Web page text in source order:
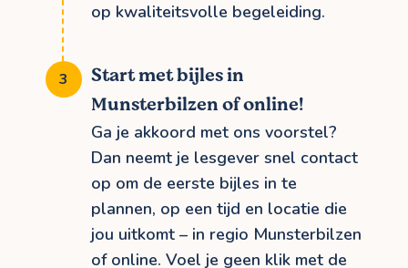
op kwaliteitsvolle begeleiding.
Start met bijles in
Munsterbilzen of online!
Ga je akkoord met ons voorstel?
Dan neemt je lesgever snel contact
op om de eerste bijles in te
plannen, op een tijd en locatie die
jou uitkomt – in regio Munsterbilzen
of online. Voel je geen klik met de